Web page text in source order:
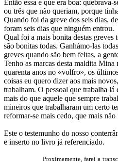
Então essa é que era boa: quebrava-
ou três que não queriam, porque
Quando foi da greve dos seis dias,
foram seis dias que ninguém entrou.
Qual foi a mais bonita destas greves
são bonitas todas. Ganhámo-las
greves quando são bem feitas, a
Tenho as marcas desta maldita Mina
quarenta anos no «volfro», os
coisas eu quero dizer aos mais
trabalham. O pessoal que trabalha lá
mais do que aquele que sempre
mineiros que trabalharam um certo
reformar-se mais cedo, que mais
Este o testemunho do nosso
e inserto no livro já referenciado.
Proximamente, farei a